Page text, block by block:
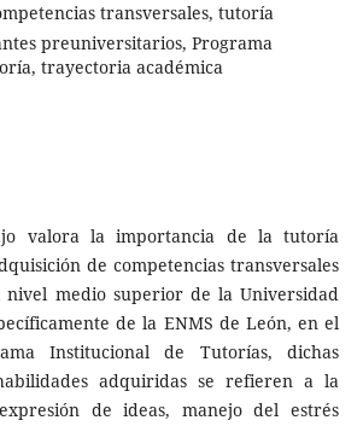
transversales, tutoría
preuniversitarios, Programa
trayectoria académica
valora la importancia de la tutoría
de competencias transversales
nivel medio superior de la Universidad
de la ENMS de León, en el
Institucional de Tutorías, dichas
adquiridas se refieren a la
de ideas, manejo del estrés